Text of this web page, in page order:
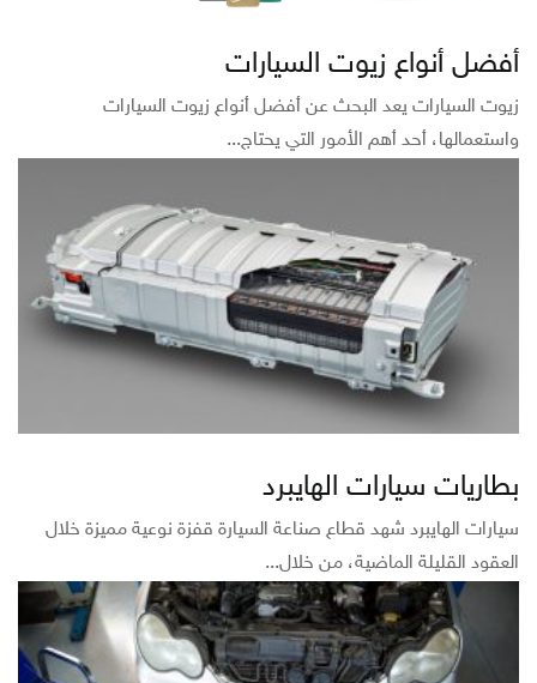
أفضل أنواع زيوت السيارات
زيوت السيارات يعد البحث عن أفضل أنواع زيوت السيارات
واستعمالها، أحد أهم الأمور التي يحتاج...
بطاريات سيارات الهايبرد
سيارات الهايبرد شهد قطاع صناعة السيارة قفزة نوعية مميزة خلال
العقود القليلة الماضية، من خلال...